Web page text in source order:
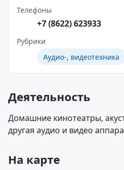
Телефоны
+7 (8622) 623933
Рубрики
Аудио-, видеотехника
Деятельность
Домашние кинотеатры,
другая аудио и видео
На карте